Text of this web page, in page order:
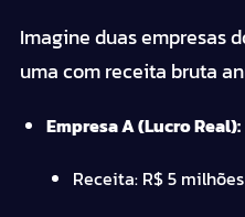
Imagine duas empresas
uma com receita bruta
Empresa A (Lucro Real):
Receita: R$ 5 milhões